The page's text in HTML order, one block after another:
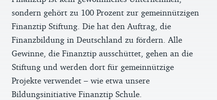
sondern gehört zu 100 Prozent zur gemeinnützigen
Finanztip Stiftung. Die hat den Auftrag, die
Finanzbildung in Deutschland zu fördern. Alle
Gewinne, die Finanztip ausschüttet, gehen an die
Stiftung und werden dort für gemeinnützige
Projekte verwendet – wie etwa unsere
Bildungsinitiative Finanztip Schule.